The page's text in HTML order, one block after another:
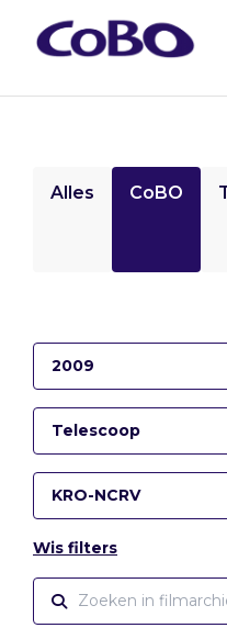
Alles CoBO
2009
Telescoop
KRO-NCRV
Wis filters